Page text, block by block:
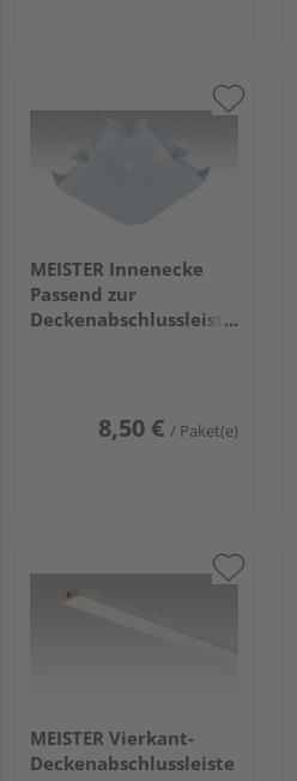
MEISTER Innenecke
Passend zur
Deckenabschlussleiste
8,50 € / Paket(e)
MEISTER Vierkant-
Deckenabschlussleiste